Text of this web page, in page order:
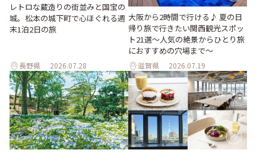
レトロな蔵造りの街並みと国宝の
城。松本の城下町で心ほぐれる週
末1泊2日の旅
長野県 2026.07.28
大阪から2時間で行ける♪ 夏の日
帰り旅で行きたい関西観光スポッ
ト21選～人気の絶景からひとり旅
におすすめの穴場まで～
滋賀県 2026.07.19